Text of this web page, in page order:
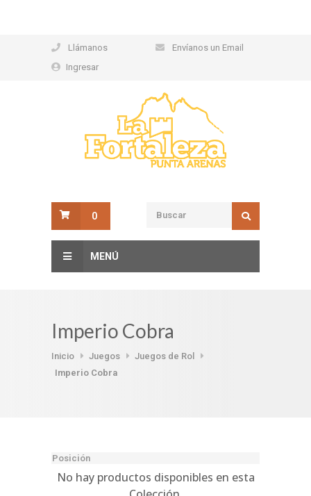
Llámanos
Envíanos un Email
Ingresar
0
MENÚ
Imperio Cobra
Inicio Juegos
Juegos de Rol
Imperio Cobra
No hay productos disponibles en esta